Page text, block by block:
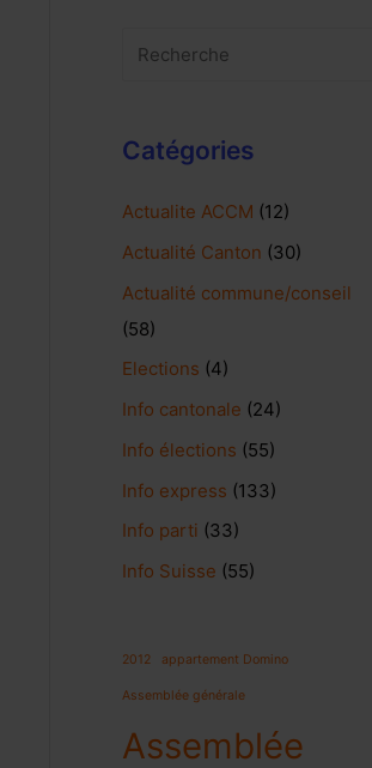
Catégories
Actualite ACCM (12)
Actualité Canton (30)
Actualité commune/conseil
(58)
Elections (4)
Info cantonale (24)
Info élections (55)
Info express (133)
Info parti (33)
Info Suisse (55)
2012 appartement Domino
Assemblée générale
Assemblée